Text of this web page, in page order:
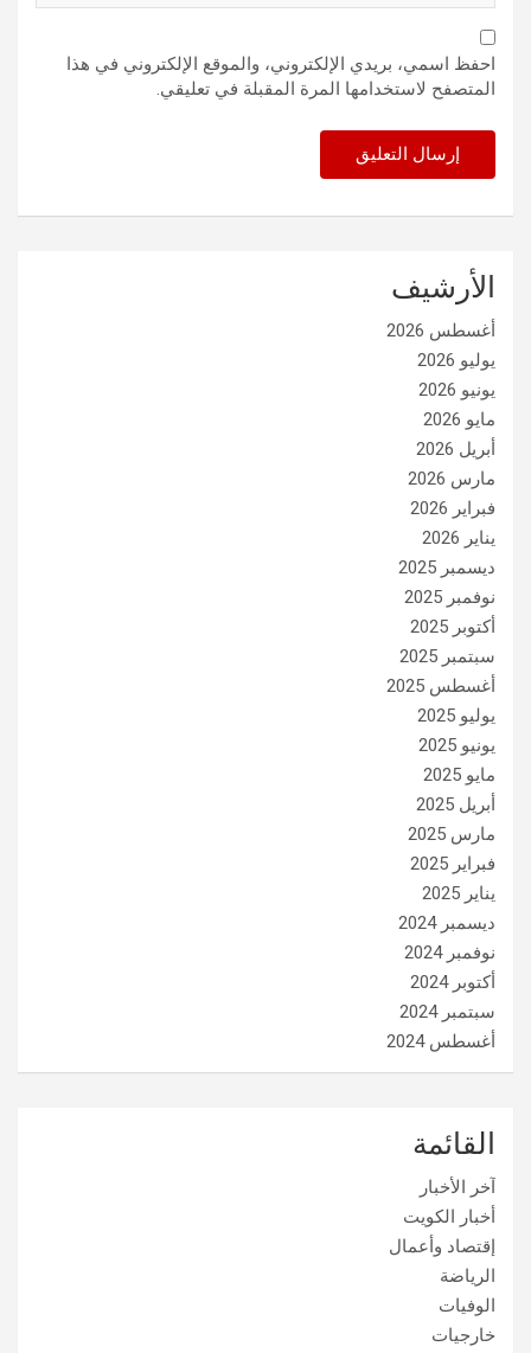
احفظ اسمي، بريدي الإلكتروني، والموقع الإلكتروني في هذا
المتصفح لاستخدامها المرة المقبلة في تعليقي.
الأرشيف
أغسطس 2026
يوليو 2026
يونيو 2026
مايو 2026
أبريل 2026
مارس 2026
فبراير 2026
يناير 2026
ديسمبر 2025
نوفمبر 2025
أكتوبر 2025
سبتمبر 2025
أغسطس 2025
يوليو 2025
يونيو 2025
مايو 2025
أبريل 2025
مارس 2025
فبراير 2025
يناير 2025
ديسمبر 2024
نوفمبر 2024
أكتوبر 2024
سبتمبر 2024
أغسطس 2024
القائمة
آخر الأخبار
أخبار الكويت
إقتصاد وأعمال
الرياضة
الوفيات
خارجيات